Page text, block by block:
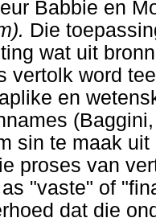
Babbie en
Die
wat uit
vertolk word
en
sin te maak
proses van
"vaste" of
dat die